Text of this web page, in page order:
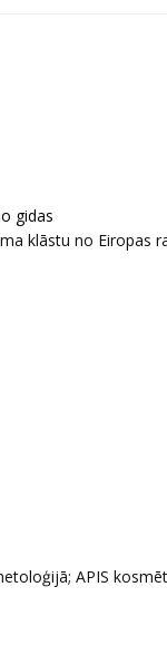
gidas
klāstu no Eiropas
APIS